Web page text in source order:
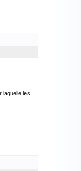
laquelle les